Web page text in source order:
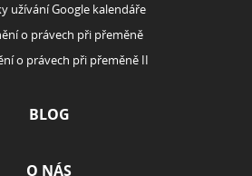
užívání Google kalendáře
o právech při přeměně
o právech při přeměně II
BLOG
O NÁS